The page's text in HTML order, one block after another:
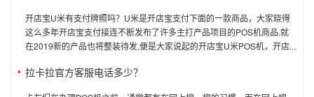
开店宝U米有支付牌照吗？U米是开店宝支付下面的一款商品，大家晓得
这么多年开店宝支付接连不断发布了许多主打产品项目的POS机商品,就
在2019新的产品也将整装待发,便是大家说起的开店宝U米POS机，开店...
拉卡拉官方客服电话多少？